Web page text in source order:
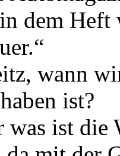
dem
wann
ist?
ist die